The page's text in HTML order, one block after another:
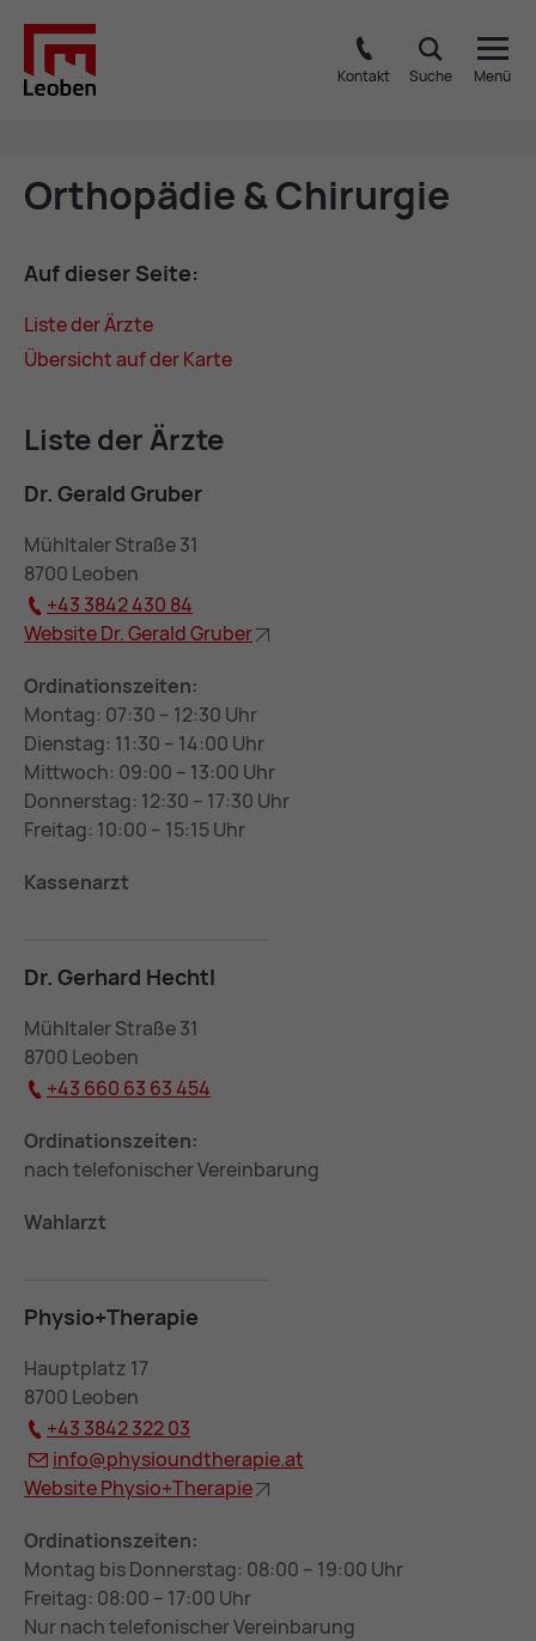
Kontakt Suche Menü
Or­tho­pä­die & Chir­ur­gie
Auf die­ser Sei­te:
Lis­te der Ärzte
Über­sicht auf der Kar­te
Lis­te der Ärzte
Dr. Ge­rald Gru­ber
Mühltaler Straße 31
8700 Leoben
+43 3842 430 84
Web­site Dr. Ge­rald Gru­ber
Ordinationszeiten:
Montag: 07:30 – 12:30 Uhr
Dienstag: 11:30 – 14:00 Uhr
Mittwoch: 09:00 – 13:00 Uhr
Donnerstag: 12:30 – 17:30 Uhr
Freitag: 10:00 – 15:15 Uhr
Kassenarzt
Dr. Ger­hard Hechtl
Mühltaler Straße 31
8700 Leoben
+43 660 63 63 454
Ordinationszeiten:
nach telefonischer Vereinbarung
Wahlarzt
Phy­sio+The­ra­pie
Hauptplatz 17
8700 Leoben
+43 3842 322 03
info@phy­siound­the­ra­pie.at
Web­site Phy­sio+The­ra­pie
Ordinationszeiten:
Montag bis Donnerstag: 08:00 – 19:00 Uhr
Freitag: 08:00 – 17:00 Uhr
Nur nach telefonischer Vereinbarung